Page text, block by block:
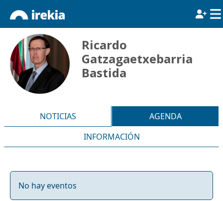
Ricardo
Gatzagaetxebarria
Bastida
NOTICIAS
AGENDA
INFORMACIÓN
No hay eventos